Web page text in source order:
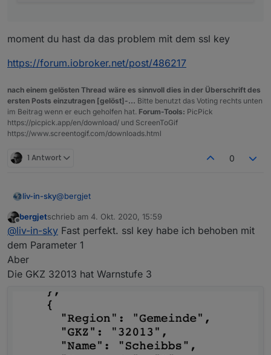
moment du hast da das problem mit dem ssl key
https://forum.iobroker.net/post/486217
nach einem gelösten Thread wäre es sinnvoll dies in der Überschrift des
ersten Posts einzutragen [gelöst]-... Bitte benutzt das Voting rechts unten
im Beitrag wenn er euch geholfen hat. Forum-Tools: PicPick
https://picpick.app/en/download/ und ScreenToGif
https://www.screentogif.com/downloads.html
1 Antwort 0
liv-in-sky@bergjet
das ist seltsam - bei mir läuft es - ich kopiere das
script nochmal in post darüber - nicht das beim
kopieren was schief lief
Offline
bergjetschrieb am 4. Okt. 2020, 15:59
zuletzt editiert von
@liv-in-sky Fast perfekt. ssl key habe ich behoben mit
dem Parameter 1
Aber
Die GKZ 32013 hat Warnstufe 3